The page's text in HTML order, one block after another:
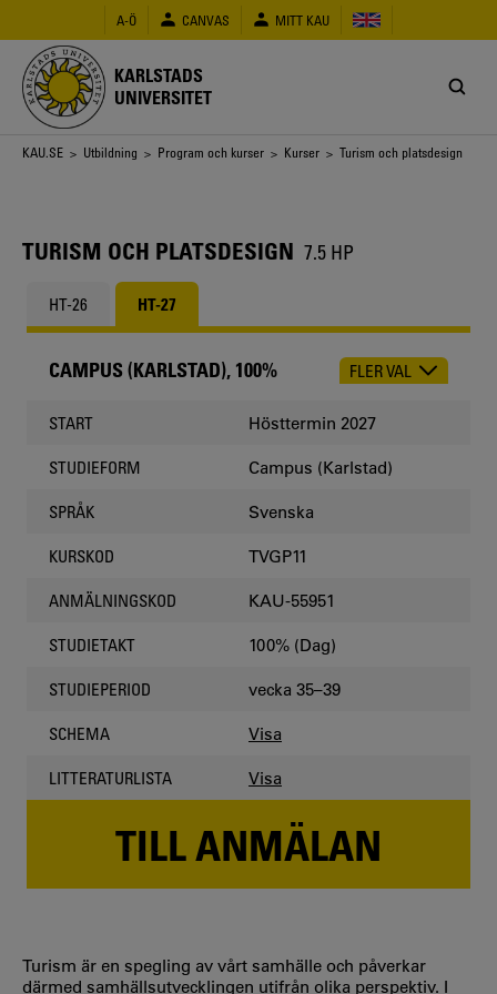
huvudinnehåll
A-Ö CANVAS MITT KAU
KARLSTADS
UNIVERSITET
Länkstig
KAU.SE > Utbildning > Program och kurser > Kurser > Turism och platsdesign
TURISM OCH PLATSDESIGN 7.5 HP
HT-26 HT-27
CHOOSE
CAMPUS (KARLSTAD), 100% FLER VAL
START Hösttermin 2027
STUDIEFORM Campus (Karlstad)
SPRÅK Svenska
KURSKOD TVGP11
ANMÄLNINGSKOD KAU-55951
STUDIETAKT 100% (Dag)
STUDIEPERIOD vecka 35–39
SCHEMA Visa
LITTERATURLISTA Visa
TILL ANMÄLAN
Turism är en spegling av vårt samhälle och påverkar
därmed samhällsutvecklingen utifrån olika perspektiv. I